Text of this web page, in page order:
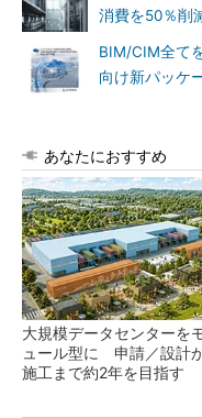
消費を50％削
BIM/CIM全て
向け新パッケ
あなたにおすすめ
大規模データセンターを
ュール型に 申請／設計
施工まで約2年を目指す